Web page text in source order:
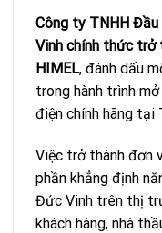
Công ty TNHH
Vinh chính thức trở
HIMEL, đánh dấu
trong hành trình
điện chính hãng tại
Việc trở thành đơn
phần khẳng định
Đức Vinh trên thị
khách hàng, nhà